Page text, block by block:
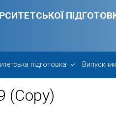
підготовка
(Copy)